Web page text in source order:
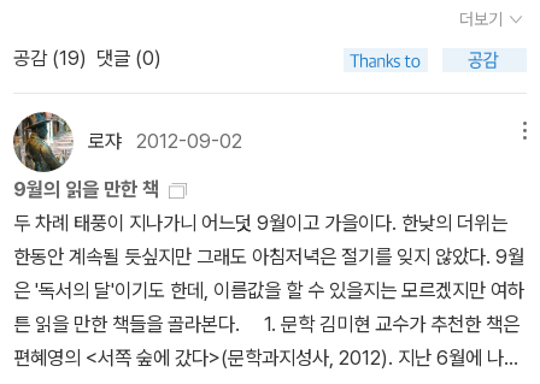
부분은 아이들의 질문(“우익과 좌익 중 무엇이 더 정당한가요?”, “우
리는 어떻게 정의에 대한 개념을 갖게 되었나요?”, “정당한 전쟁도 있
나요?”)과 낭시의 대답이다. 특히 두 번째 질문에서 아리스토텔레스
의 『정치학』까지 나아가는 낭시의 답변은 놀랍다. 어른도 쉽게 설명
할 수 없는 개념을 아이들에게 풀어내는 자도 그렇고, 이에 대한 강의
를 듣고 나오는 질문의 수준도 그렇다(누가 이 아이들을 미숙하다고
하는가).3. 사랑l'amour : ‘자기chérie’를 어루만지다 사실 이 강의
는 한 줄로 요약할 수 있다. “난 널 사랑해”라는 말에 사랑의 모든 것
이 있고 그것으로 완전하다, 고. 이 말은 “난 널 무척 많이 사랑해”와
전혀 다른 말이다. 사랑은 모든 비교, 그러니까 ‘무척’이나 ‘많이’와 같
은 비교로부터 분리된 의미이기 때문이다. “난 널 사랑해”라는 말은
린 내 친구들의 글은, 나로 하여금 정말 좋은 친구들을 사귀고 있다는
생각을 하게 했다. 얼마전에는 이것도 저것도 다 공부하고 싶어지고
계속 공부하는 삶을 살고 싶어서, 그 의욕이 막 샘솟아서, 나 앞으로
계속계속 공부하는 삶을 살고 싶은데, 나 공부하는 내내 옆에 있어줘,
라고 친구에게 문자메세지도 보냈다. 친구는 그렇게 하겠다고 했다.
아, 진짜 너무 신나지 않나? 공부가 뭐 그리 대단한 것도 아니다. 이
책에서 정여울이 공부하는 방법은 나와 같았다. 책을 읽는 거다. 책을
읽고 끊임없이 생각하고 글을 쓴다. 책 읽기를 그래서 멈출 수 없을 것
같다. 계속계속 공부하려면 계속계속 책을 읽어야 해!!! 나에게는 소설
책이 가장 좋고, 요즘엔 비소설 분야도 이것저것 기웃대고 있는데, 이
모든 책들이 진짜 다 너무 좋다! 정여울도 말하는데, 책을 읽고나면 그
수 있는 방법을 정리해주어 더욱 흥미가 생겼다. 다만, 내 경우에는 북
스피어에서 출간했다는, 미아베 미유키가 편집했다는 <마쓰모토 세
널리스트 강인규가 추천한 <남자의 종말>은 정말 남자들이 읽어봤으
면 싶은 마음이 절로 들었다. 그는 여성의 부상이 '남성의 몰락'을 의
미하지는 않는다고 말하며, 새로운 남성의 탄생 그것도 행복한 남성
의 탄생을 가져올 것이라 기대하며 이 책을 추천했다. 아들을 키우는
사람으로서, 그리고 수많은 남자들과 더불어 살아가야하는 여성으로
서 이 책이 궁금했고, 어서 읽어 주변 남자들에게 권해주고 싶어졌다.
사실 정여울 평론가의 책을 좋아하는 편은 아닌데 그녀의 글이
책을 읽고 싶게끔 만드는 힘은 있는 것 같다. 이 책을 읽으면서 추천하
문학에서 아까운 책이 가장 많을 것 같은데 오히려 종 수는 더 적었다.
나는 찰스 부코스키의 <우체국>과 다카노 가즈아키의 <제노사이드
>, 알렌산더 클루게의 <이력서들>은 탐독을 했었다. <조드>는 내게
도 생소하다. 2. 인문 <속물 교양의 탄생>과 <고독을 잃
어버린 시간>은 내가 재미있게 읽었던 책 중 하나다. 나머지 책들 중
에는 알고는 있는데 주의깊게 보지 않은게 많고 <말들의 풍경>이나
<신 정의 사랑 아름다움>같은 경우는 이번에 알게 된 책이다. 3. 경
제, 경영 경제경영은 크게 관심가는 분야는 아니다. <가난한 사
람이 더 합리적이다>는 한 번 쯤 읽어보고 싶긴 하다. 4. 문화, 예술
<다시, 그림이다>와 <블러디 머더>는 읽어보려고 했는데 아직
이다. <과학으로 풀어보는 음악의 비밀>은 정말 의외다. 5. 사회
더보기
공감 (19) 댓글 (0)
로쟈 2012-09-02
9월의 읽을 만한 책
두 차례 태풍이 지나가니 어느덧 9월이고 가을이다. 한낮의 더위는
한동안 계속될 듯싶지만 그래도 아침저녁은 절기를 잊지 않았다. 9월
은 '독서의 달'이기도 한데, 이름값을 할 수 있을지는 모르겠지만 여하
튼 읽을 만한 책들을 골라본다. 1. 문학 김미현 교수가 추천한 책은
편혜영의 <서쪽 숲에 갔다>(문학과지성사, 2012). 지난 6월에 나온